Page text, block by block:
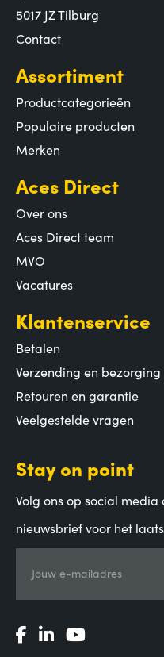
5017 JZ Tilburg
Contact
Assortiment
Productcategorieën
Populaire producten
Merken
Aces Direct
Over ons
Aces Direct team
MVO
Vacatures
Klantenservice
Betalen
Verzending en bezorging
Retouren en garantie
Veelgestelde vragen
Stay on point
Volg ons op social
nieuwsbrief voor het
Jouw e-mailadres